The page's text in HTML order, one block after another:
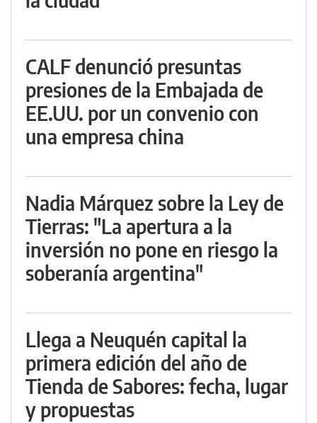
CALF denunció presuntas
presiones de la Embajada de
EE.UU. por un convenio con
una empresa china
Nadia Márquez sobre la Ley de
Tierras: "La apertura a la
inversión no pone en riesgo la
soberanía argentina"
Llega a Neuquén capital la
primera edición del año de
Tienda de Sabores: fecha, lugar
y propuestas